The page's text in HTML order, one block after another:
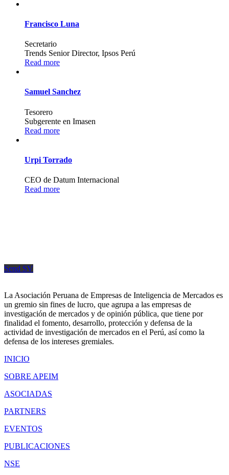
Francisco Luna
Secretario
Trends Senior Director, Ipsos Perú
Read more
Samuel Sanchez
Tesorero
Subgerente en Imasen
Read more
Urpi Torrado
CEO de Datum Internacional
Read more
Send SV
La Asociación Peruana de Empresas de Inteligencia de Mercados es
un gremio sin fines de lucro, que agrupa a las empresas de
investigación de mercados y de opinión pública, que tiene por
finalidad el fomento, desarrollo, protección y defensa de la
actividad de investigación de mercados en el Perú, así como la
defensa de los intereses gremiales.
INICIO
SOBRE APEIM
ASOCIADAS
PARTNERS
EVENTOS
PUBLICACIONES
NSE